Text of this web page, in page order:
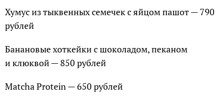
Хумус из тыквенных семечек с яйцом пашот — 790
рублей
Банановые хоткейки с шоколадом, пеканом
и клюквой — 850 рублей
Matcha Protein — 650 рублей